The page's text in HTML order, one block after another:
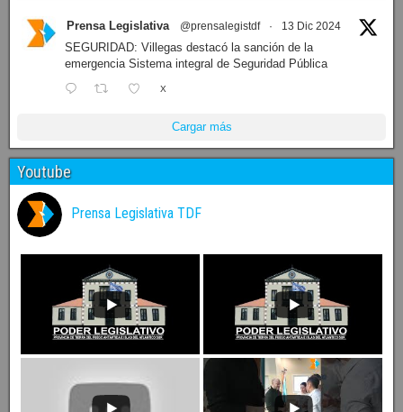
Prensa Legislativa @prensalegistdf · 13 Dic 2024
SEGURIDAD: Villegas destacó la sanción de la
emergencia Sistema integral de Seguridad Pública
X
Cargar más
Youtube
Prensa Legislativa TDF